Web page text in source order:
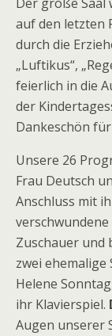
auf den letzten
durch die
„Luftikus“,
feierlich in die
der
Dankeschön
Unsere 26
Frau Deutsch
Anschluss mit
Zuschauer und
zwei
Helene
ihr Klavierspiel.
Augen unserer